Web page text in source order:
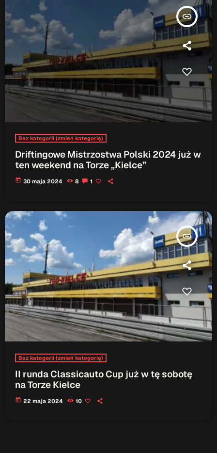
insert_link
Bez kategorii (zmień kategorię)
Driftingowe Mistrzostwa Polski 2024 już w
ten weekend na Torze „Kielce”
today 30 maja 2024 8 1
insert_link
Bez kategorii (zmień kategorię)
II runda Classicauto Cup już w tę sobotę
na Torze Kielce
today 22 maja 2024 10